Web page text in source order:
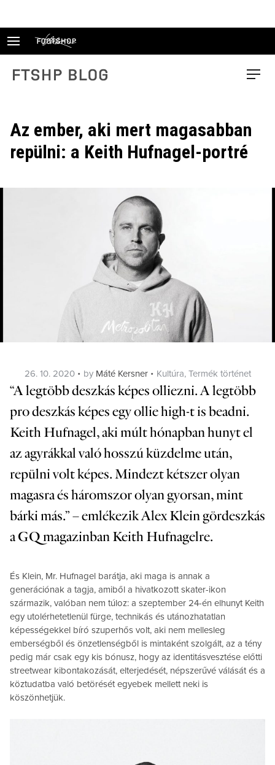
FTSHP blog Menu
Az ember, aki mert magasabban
repülni: a Keith Hufnagel-portré
Posted
on
26. 10. 2020 by Máté Kersner Categories
Kultúra, Termék történet
“A legtöbb deszkás képes olliezni. A legtöbb
pro deszkás képes egy ollie high-t is beadni.
Keith Hufnagel, aki múlt hónapban hunyt el
az agyrákkal való hosszú küzdelme után,
repülni volt képes. Mindezt kétszer olyan
magasra és háromszor olyan gyorsan, mint
bárki más.” – emlékezikAlex Kleingördeszkás
a GQ magazinban Keith Hufnagelre.
És Klein, Mr. Hufnagel barátja, aki maga is annak a
generációnak a tagja, amiből a hivatkozott skater-ikon
származik, valóban nem túloz: a szeptember 24-én elhunyt Keith
egy utolérhetetlenül fürge, technikás és utánozhatatlan
képességekkel bíró szuperhős volt, aki nem mellesleg
emberségből és önzetlenségből is mintaként szolgált, az a tény
pedig már csak egy kis bónusz, hogy az identitásvesztése előtti
streetwear kibontakozását, elterjedését, népszerűvé válását és a
köztudatba való betörését egyebek mellett neki is
köszönhetjük.